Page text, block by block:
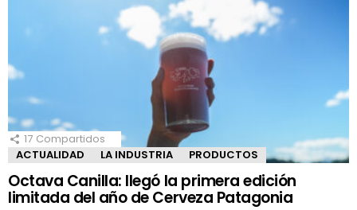
17 Compartidos
ACTUALIDAD
LA INDUSTRIA PRODUCTOS
Octava Canilla: llegó la primera edición
limitada del año de Cerveza Patagonia